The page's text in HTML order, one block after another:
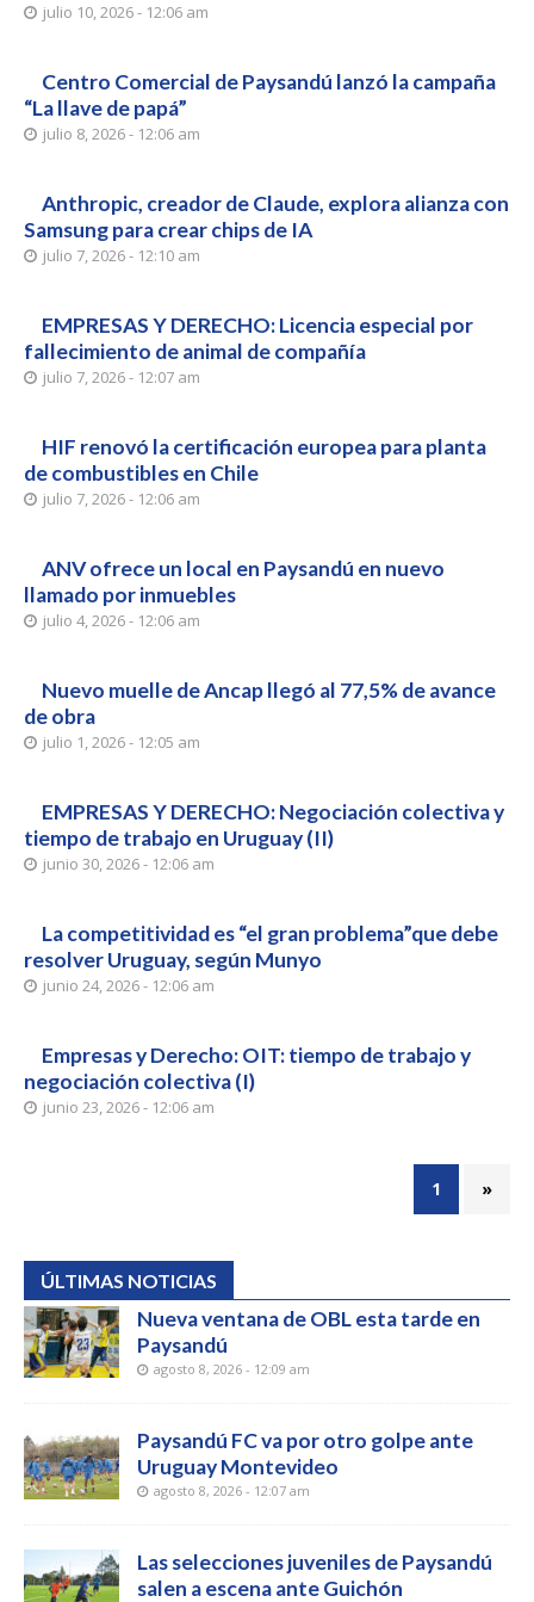
julio 10, 2026 - 12:06 am
Centro Comercial de Paysandú lanzó la campaña
“La llave de papá”
julio 8, 2026 - 12:06 am
Anthropic, creador de Claude, explora alianza con
Samsung para crear chips de IA
julio 7, 2026 - 12:10 am
EMPRESAS Y DERECHO: Licencia especial por
fallecimiento de animal de compañía
julio 7, 2026 - 12:07 am
HIF renovó la certificación europea para planta
de combustibles en Chile
julio 7, 2026 - 12:06 am
ANV ofrece un local en Paysandú en nuevo
llamado por inmuebles
julio 4, 2026 - 12:06 am
Nuevo muelle de Ancap llegó al 77,5% de avance
de obra
julio 1, 2026 - 12:05 am
EMPRESAS Y DERECHO: Negociación colectiva y
tiempo de trabajo en Uruguay (II)
junio 30, 2026 - 12:06 am
La competitividad es “el gran problema”que debe
resolver Uruguay, según Munyo
junio 24, 2026 - 12:06 am
Empresas y Derecho: OIT: tiempo de trabajo y
negociación colectiva (I)
junio 23, 2026 - 12:06 am
1 »
ÚLTIMAS NOTICIAS
Nueva ventana de OBL esta tarde en
Paysandú
agosto 8, 2026 - 12:09 am
Paysandú FC va por otro golpe ante
Uruguay Montevideo
agosto 8, 2026 - 12:07 am
Las selecciones juveniles de Paysandú
salen a escena ante Guichón